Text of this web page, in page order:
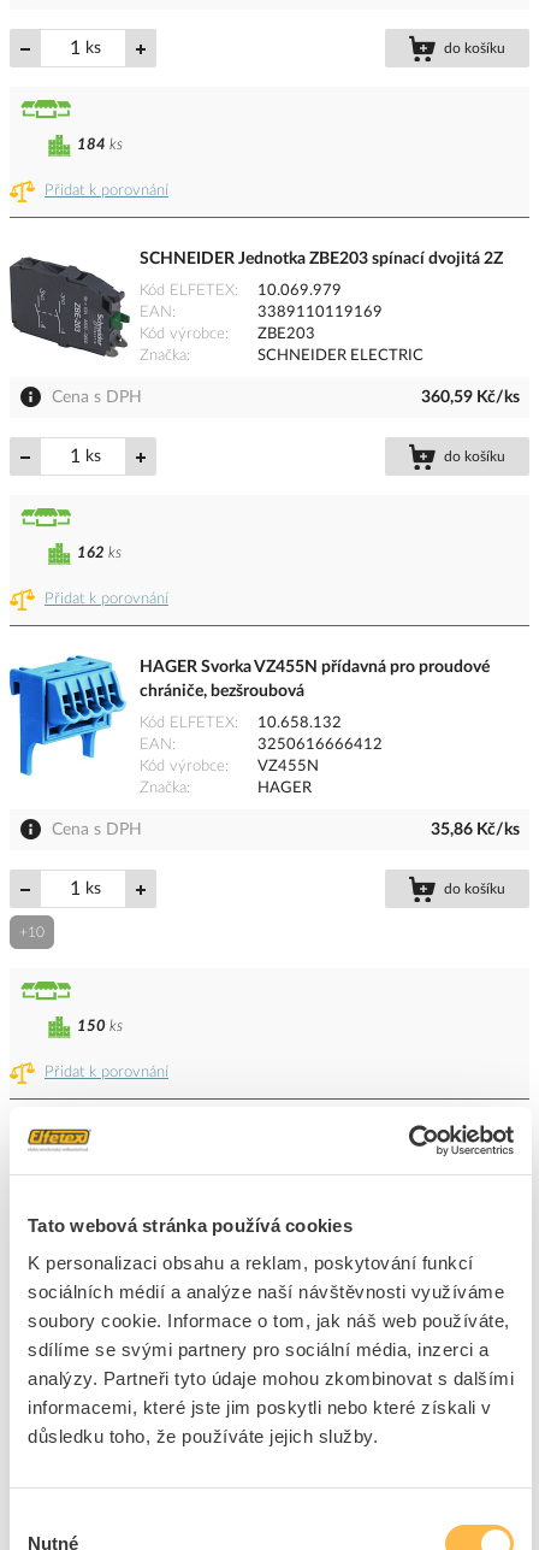
Tato webová stránka používá cookies
K personalizaci obsahu a reklam, poskytování funkcí
sociálních médií a analýze naší návštěvnosti využíváme
soubory cookie. Informace o tom, jak náš web používáte,
sdílíme se svými partnery pro sociální média, inzerci a
analýzy. Partneři tyto údaje mohou zkombinovat s dalšími
informacemi, které jste jim poskytli nebo které získali v
důsledku toho, že používáte jejich služby.
Nutné
ks do košíku
Přidat k porovnání
184 ks
SCHNEIDER Jednotka ZBE203 spínací dvojitá 2Z
Kód ELFETEX
10.069.979
EAN
3389110119169
Kód výrobce
ZBE203
Značka
SCHNEIDER ELECTRIC
Cena s DPH 360,59 Kč/ks
ks do košíku
Přidat k porovnání
162 ks
HAGER Svorka VZ455N přídavná pro proudové
chrániče, bezšroubová
Kód ELFETEX
10.658.132
EAN
3250616666412
Kód výrobce
VZ455N
Značka
HAGER
Cena s DPH 35,86 Kč/ks
ks do košíku
+10
Přidat k porovnání
150 ks
SEZ Podložka Retrofit KT3 pod jističe
Kód ELFETEX
10.060.393
Kód výrobce
KT3
+10